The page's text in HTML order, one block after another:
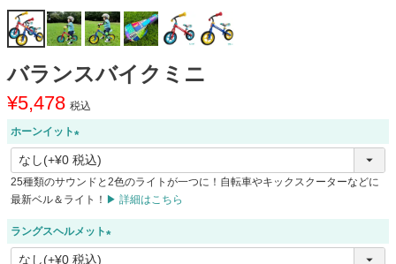
バランスバイクミニ
¥5,478 税込
ホーンイット
(
必
須
25種類のサウンドと2色のライトが一つに！自転車やキックスクーターなどに
最新ベル＆ライト！ ▶ 詳細はこちら
ラングスヘルメット